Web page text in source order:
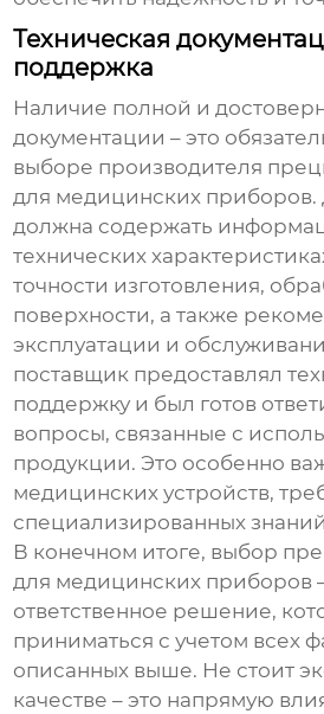
Техническая
поддержка
Наличие полной и
документации – это
выборе производителя
для медицинских приборов.
должна содержать
технических
точности изготовления,
поверхности, а также
эксплуатации и
поставщик предоставлял
поддержку и был готов
вопросы, связанные с
продукции. Это особенно
медицинских устройств,
специализированных
В конечном итоге, выбор
для медицинских приборов
ответственное решение,
приниматься с учетом всех
описанных выше. Не стоит
качестве – это напрямую